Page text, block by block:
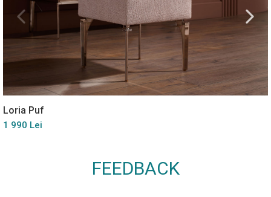
Loria Puf
1 990 Lei
FEEDBACK